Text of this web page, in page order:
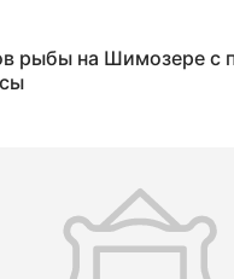
рыбы на Шимозере с